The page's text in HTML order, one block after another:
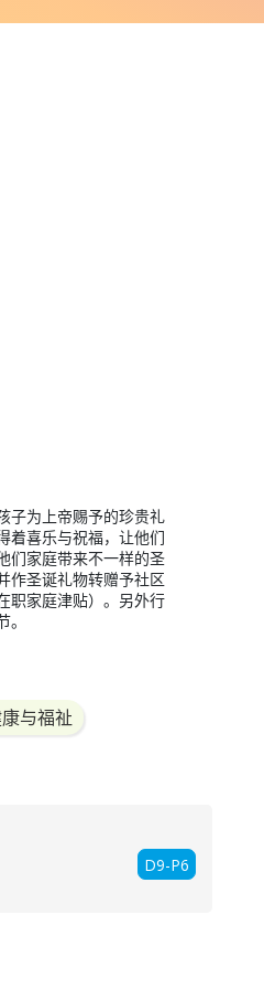
子为上帝赐予的珍贵礼
着喜乐与祝福，让他们
们家庭带来不一样的圣
作圣诞礼物转赠予社区
职家庭津贴）。另外行
与福祉
D9-P6